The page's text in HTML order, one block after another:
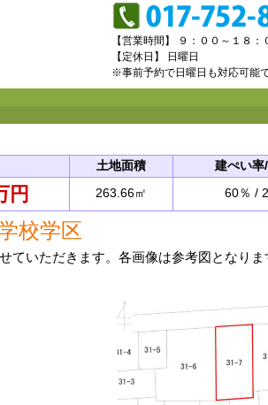
【営業時間】 ９：００～１８：
【定休日】 日曜日
※事前予約で日曜日も対応可能で
土地面積 建ぺい率
円 263.66㎡ 60％ /
校学区
いただきます。各画像は参考図となりま